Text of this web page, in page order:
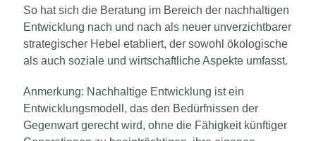
So hat sich die Beratung im Bereich der nachhaltigen
Entwicklung nach und nach als neuer unverzichtbarer
strategischer Hebel etabliert, der sowohl ökologische
als auch soziale und wirtschaftliche Aspekte umfasst.
Anmerkung: Nachhaltige Entwicklung ist ein
Entwicklungsmodell, das den Bedürfnissen der
Gegenwart gerecht wird, ohne die Fähigkeit künftiger